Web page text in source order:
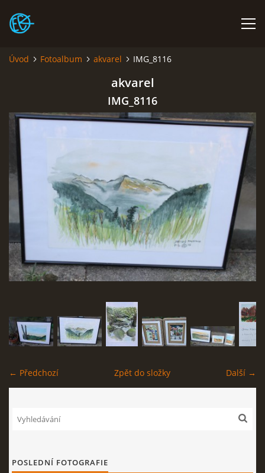
FIGURÁLNÍ KRESBA ŽIVĚ V PLZNI!
PLENÉR CAMP POD HRADEM RABÍ V ČERVNU
DVA VÍKENDY S KERAMIKOU
FOTOALBUM
O MNĚ
NABÍDKA PRO VÁS: VÝMĚNNÝ OBCHOD!
Úvod Fotoalbum akvarel IMG_8116
akvarel
IMG_8116
← Předchozí Další →
Zpět do složky
POSLEDNÍ FOTOGRAFIE